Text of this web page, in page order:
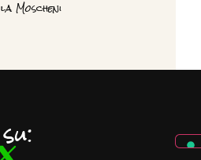
Moscheni